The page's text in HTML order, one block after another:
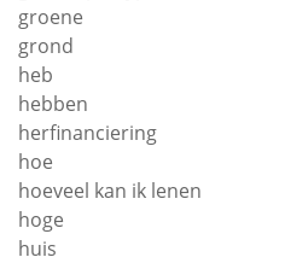
groene
grond
heb
hebben
herfinanciering
hoe
hoeveel kan ik lenen
hoge
huis